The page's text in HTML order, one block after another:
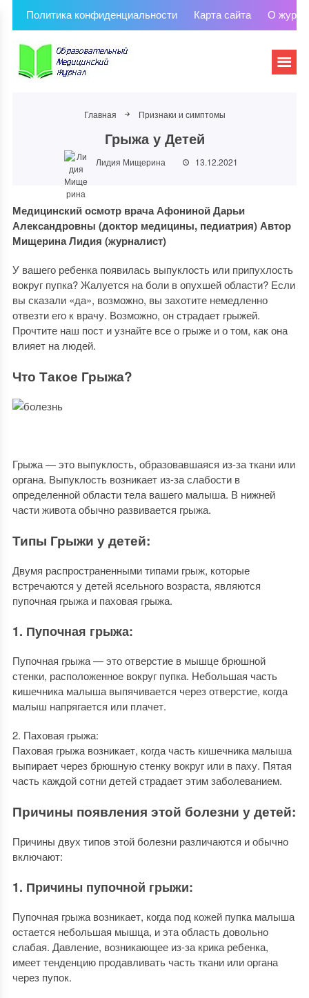
Политика конфиденциальности Карта сайта О
Главная Признаки и симптомы
Грыжа у Детей
Лидия Мищерина 13.12.2021
Медицинский осмотр врача Афониной Дарьи
Александровны (доктор медицины, педиатрия)Автор
Мищерина Лидия (журналист)
У вашего ребенка появилась выпуклость или припухлость
вокруг пупка? Жалуется на боли в опухшей области? Если
вы сказали «да», возможно, вы захотите немедленно
отвезти его к врачу. Возможно, он страдает грыжей.
Прочтите наш пост и узнайте все о грыже и о том, как она
влияет на людей.
Что Такое Грыжа?
Грыжа — это выпуклость, образовавшаяся из-за ткани или
органа. Выпуклость возникает из-за слабости в
определенной области тела вашего малыша. В нижней
части живота обычно развивается грыжа.
Типы Грыжи у детей:
Двумя распространенными типами грыж, которые
встречаются у детей ясельного возраста, являются
пупочная грыжа и паховая грыжа.
1. Пупочная грыжа:
Пупочная грыжа — это отверстие в мышце брюшной
стенки, расположенное вокруг пупка. Небольшая часть
кишечника малыша выпячивается через отверстие, когда
малыш напрягается или плачет.
2. Паховая грыжа:
Паховая грыжа возникает, когда часть кишечника малыша
выпирает через брюшную стенку вокруг или в паху. Пятая
часть каждой сотни детей страдает этим заболеванием.
Причины появления этой болезни у детей:
Причины двух типов этой болезни различаются и обычно
включают:
1. Причины пупочной грыжи:
Пупочная грыжа возникает, когда под кожей пупка малыша
остается небольшая мышца, и эта область довольно
слабая. Давление, возникающее из-за крика ребенка,
имеет тенденцию продавливать часть ткани или органа
через пупок.